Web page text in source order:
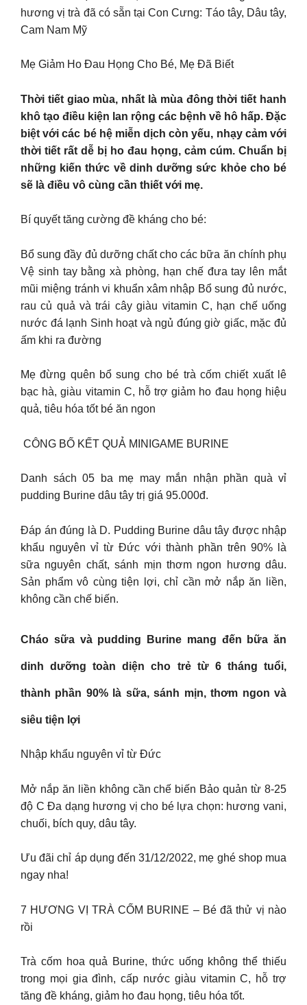
hương vị trà đã có sẵn tại Con Cưng: Táo tây, Dâu tây,
Cam Nam Mỹ
Mẹ Giảm Ho Đau Họng Cho Bé, Mẹ Đã Biết
Thời tiết giao mùa, nhất là mùa đông thời tiết hanh
khô tạo điều kiện lan rộng các bệnh về hô hấp. Đặc
biệt với các bé hệ miễn dịch còn yếu, nhạy cảm với
thời tiết rất dễ bị ho đau họng, cảm cúm. Chuẩn bị
những kiến thức về dinh dưỡng sức khỏe cho bé
sẽ là điều vô cùng cần thiết với mẹ.
Bí quyết tăng cường đề kháng cho bé:
Bổ sung đầy đủ dưỡng chất cho các bữa ăn chính phụ
Vệ sinh tay bằng xà phòng, hạn chế đưa tay lên mắt
mũi miệng tránh vi khuẩn xâm nhập Bổ sung đủ nước,
rau củ quả và trái cây giàu vitamin C, hạn chế uống
nước đá lạnh Sinh hoạt và ngủ đúng giờ giấc, mặc đủ
ấm khi ra đường
Mẹ đừng quên bổ sung cho bé trà cốm chiết xuất lê
bạc hà, giàu vitamin C, hỗ trợ giảm ho đau họng hiệu
quả, tiêu hóa tốt bé ăn ngon
️ CÔNG BỐ KẾT QUẢ MINIGAME BURINE
Danh sách 05 ba mẹ may mắn nhận phần quà vỉ
pudding Burine dâu tây trị giá 95.000đ.
Đáp án đúng là D. Pudding Burine dâu tây được nhập
khẩu nguyên vỉ từ Đức với thành phần trên 90% là
sữa nguyên chất, sánh mịn thơm ngon hương dâu.
Sản phẩm vô cùng tiện lợi, chỉ cần mở nắp ăn liền,
không cần chế biến.
Cháo sữa và pudding Burine mang đến bữa ăn
dinh dưỡng toàn diện cho trẻ từ 6 tháng tuổi,
thành phần 90% là sữa, sánh mịn, thơm ngon và
siêu tiện lợi
Nhập khẩu nguyên vỉ từ Đức
Mở nắp ăn liền không cần chế biến Bảo quản từ 8-25
độ C Đa dạng hương vị cho bé lựa chọn: hương vani,
chuối, bích quy, dâu tây.
Ưu đãi chỉ áp dụng đến 31/12/2022, mẹ ghé shop mua
ngay nha!
7 HƯƠNG VỊ TRÀ CỐM BURINE – Bé đã thử vị nào
rồi
Trà cốm hoa quả Burine, thức uống không thể thiếu
trong mọi gia đình, cấp nước giàu vitamin C, hỗ trợ
tăng đề kháng, giảm ho đau họng, tiêu hóa tốt.